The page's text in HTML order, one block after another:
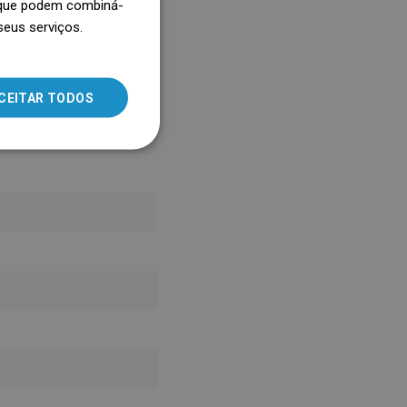
SLOVAK
ROMANIAN
FRENCH
podem combiná-
serviços.
TODOS